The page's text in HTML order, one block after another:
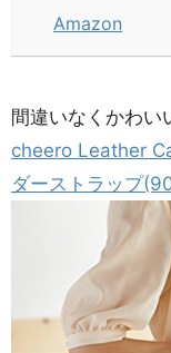
Amazon
間違いなくかわい
cheero Leather
ダーストラップ